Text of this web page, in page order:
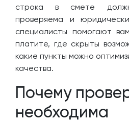
строка в смете
проверяема и
специалисты помогают
платите, где скрыты
какие пункты можно
качества.
Почему
необходима